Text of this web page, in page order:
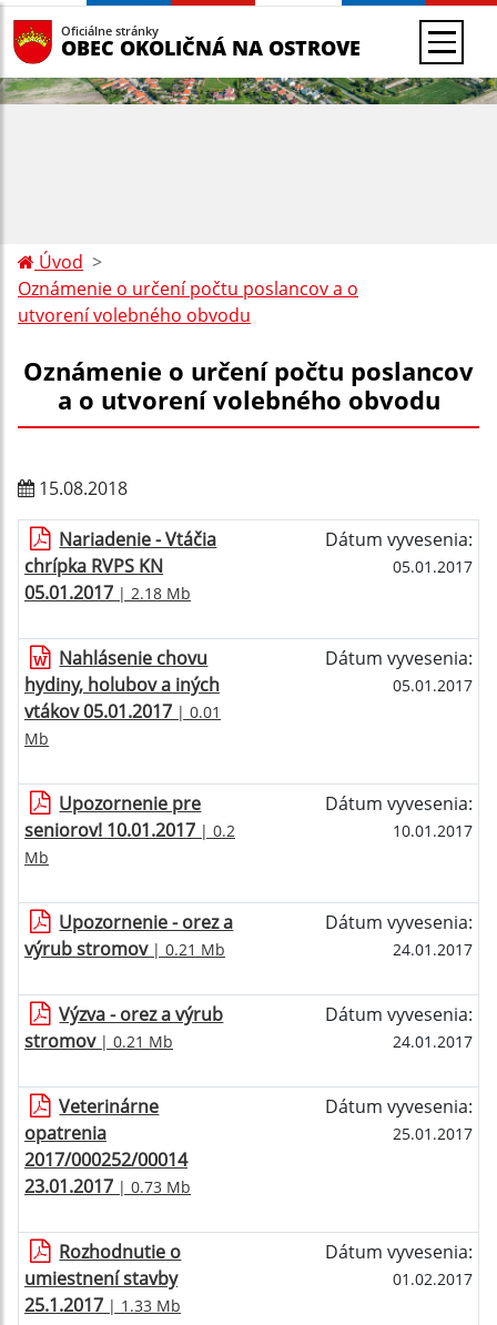
Oficiálne stránky
OBEC OKOLIČNÁ NA OSTROVE
Úvod
Oznámenie o určení počtu poslancov a o
utvorení volebného obvodu
Oznámenie o určení počtu poslancov
a o utvorení volebného obvodu
15.08.2018
Nariadenie - Vtáčia
chrípka RVPS KN
05.01.2017 | 2.18 Mb
Dátum vyvesenia:
05.01.2017
Nahlásenie chovu
hydiny, holubov a iných
vtákov 05.01.2017 | 0.01
Mb
Dátum vyvesenia:
05.01.2017
Upozornenie pre
seniorov! 10.01.2017 | 0.2
Mb
Dátum vyvesenia:
10.01.2017
Upozornenie - orez a
výrub stromov| 0.21 Mb
Dátum vyvesenia:
24.01.2017
Výzva - orez a výrub
stromov| 0.21 Mb
Dátum vyvesenia:
24.01.2017
Veterinárne
opatrenia
2017/000252/00014
23.01.2017 | 0.73 Mb
Dátum vyvesenia:
25.01.2017
Rozhodnutie o
umiestnení stavby
25.1.2017 | 1.33 Mb
Dátum vyvesenia:
01.02.2017